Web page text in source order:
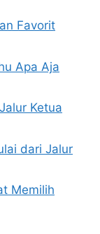
Favorit
Apa Aja
Ketua
dari Jalur
Memilih